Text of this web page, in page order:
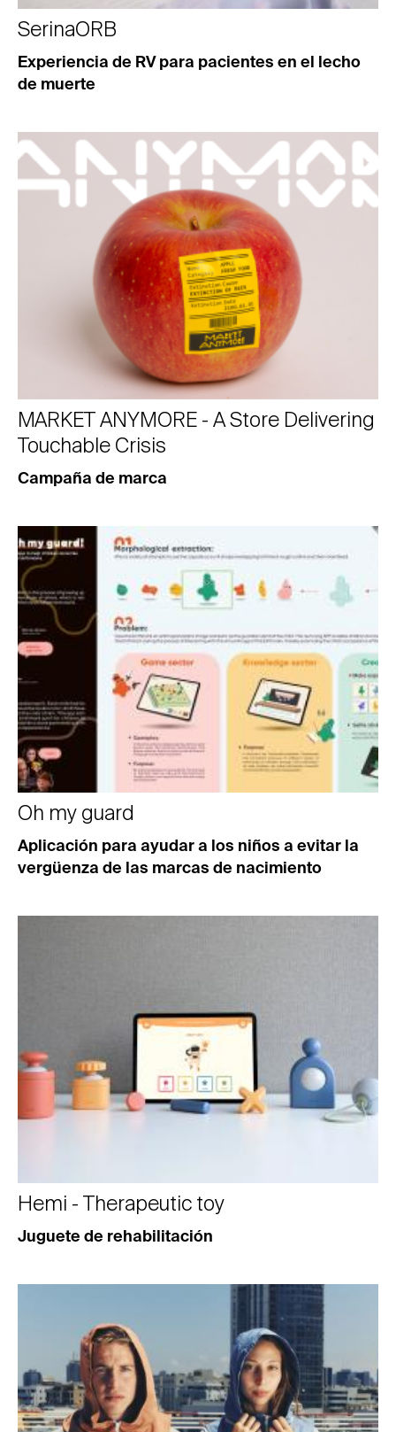
SerinaORB
Experiencia de RV para pacientes en el lecho
de muerte
MARKET ANYMORE - A Store Delivering
Touchable Crisis
Campaña de marca
Oh my guard
Aplicación para ayudar a los niños a evitar la
vergüenza de las marcas de nacimiento
Hemi - Therapeutic toy
Juguete de rehabilitación